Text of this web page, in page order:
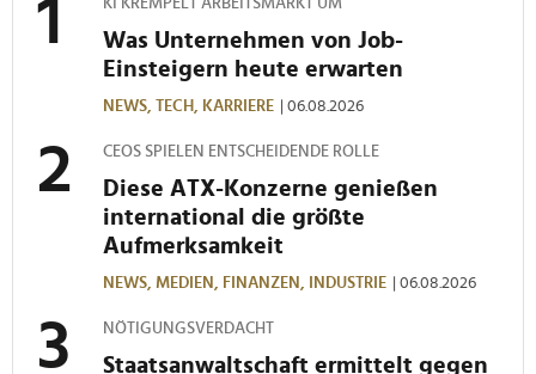
KI KREMPELT ARBEITSMARKT UM
Was Unternehmen von Job-
Einsteigern heute erwarten
NEWS, TECH, KARRIERE | 06.08.2026
CEOS SPIELEN ENTSCHEIDENDE ROLLE
Diese ATX-Konzerne genießen
international die größte
Aufmerksamkeit
NEWS, MEDIEN, FINANZEN, INDUSTRIE | 06.08.2026
NÖTIGUNGSVERDACHT
Staatsanwaltschaft ermittelt gegen